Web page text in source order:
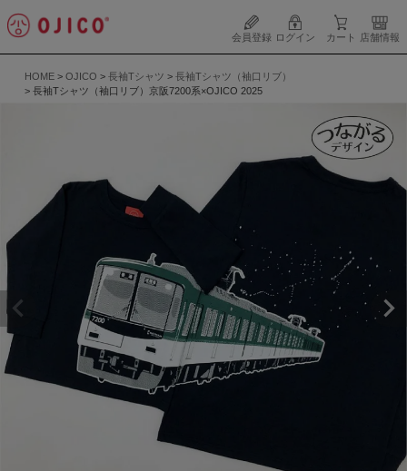
会員登録 ログイン カート 店舗情報
HOME OJICO 長袖Tシャツ
長袖Tシャツ（袖口リブ）
長袖Tシャツ（袖口リブ）京阪7200系×OJICO 2025